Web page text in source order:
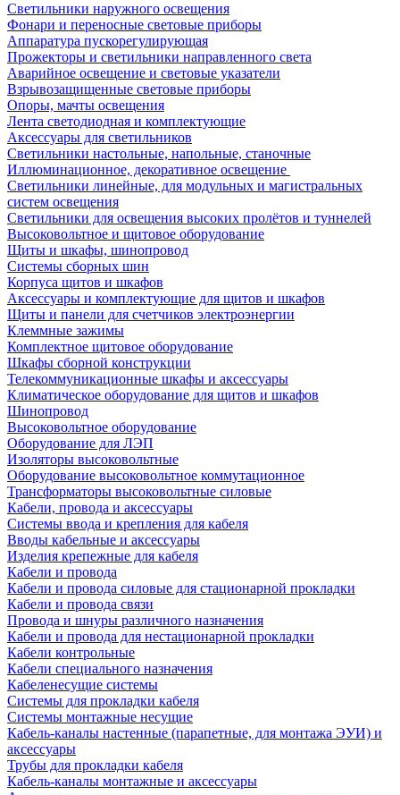
Светильники наружного освещения
Фонари и переносные световые приборы
Аппаратура пускорегулирующая
Прожекторы и светильники направленного света
Аварийное освещение и световые указатели
Взрывозащищенные световые приборы
Опоры, мачты освещения
Лента светодиодная и комплектующие
Аксессуары для светильников
Светильники настольные, напольные, станочные
Иллюминационное, декоративное освещение
Светильники линейные, для модульных и магистральных
систем освещения
Светильники для освещения высоких пролётов и туннелей
Высоковольтное и щитовое оборудование
Щиты и шкафы, шинопровод
Системы сборных шин
Корпуса щитов и шкафов
Аксессуары и комплектующие для щитов и шкафов
Щиты и панели для счетчиков электроэнергии
Клеммные зажимы
Комплектное щитовое оборудование
Шкафы сборной конструкции
Телекоммуникационные шкафы и аксессуары
Климатическое оборудование для щитов и шкафов
Шинопровод
Высоковольтное оборудование
Оборудование для ЛЭП
Изоляторы высоковольтные
Оборудование высоковольтное коммутационное
Трансформаторы высоковольтные силовые
Кабели, провода и аксессуары
Системы ввода и крепления для кабеля
Вводы кабельные и аксессуары
Изделия крепежные для кабеля
Кабели и провода
Кабели и провода силовые для стационарной прокладки
Кабели и провода связи
Провода и шнуры различного назначения
Кабели и провода для нестационарной прокладки
Кабели контрольные
Кабели специального назначения
Кабеленесущие системы
Системы для прокладки кабеля
Системы монтажные несущие
Кабель-каналы настенные (парапетные, для монтажа ЭУИ) и
аксессуары
Трубы для прокладки кабеля
Кабель-каналы монтажные и аксессуары